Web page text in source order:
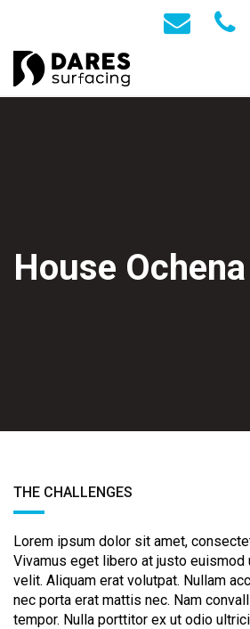
House Ochena
THE CHALLENGES
Lorem ipsum dolor sit amet,
Vivamus eget libero at justo euismod
velit. Aliquam erat volutpat. Nullam
nec porta erat mattis nec. Nam
tempor. Nulla porttitor ex ut odio